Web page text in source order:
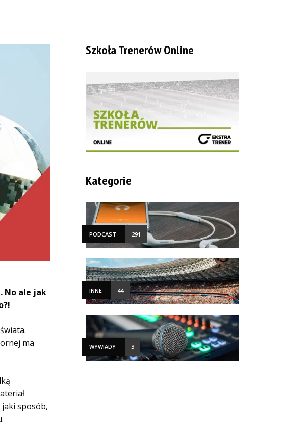
No ale jak
ma
sposób,
Szkoła Trenerów Online
Kategorie
PODCAST 291
INNE 44
WYWIADY 3